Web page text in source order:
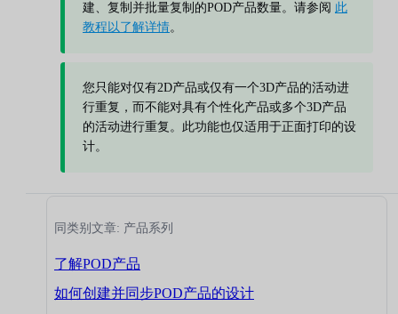
建、复制并批量复制的POD产品数量。请参阅 此
教程以了解详情。
您只能对仅有2D产品或仅有一个3D产品的活动进
行重复，而不能对具有个性化产品或多个3D产品
的活动进行重复。此功能也仅适用于正面打印的设
计。
同类别文章: 产品系列
了解POD产品
如何创建并同步POD产品的设计